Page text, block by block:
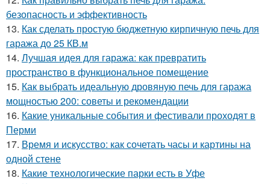
безопасность и эффективность
13. Как сделать простую бюджетную кирпичную печь для
гаража до 25 КВ.м
14. Лучшая идея для гаража: как превратить
пространство в функциональное помещение
15. Как выбрать идеальную дровяную печь для гаража
мощностью 200: советы и рекомендации
16. Какие уникальные события и фестивали проходят в
Перми
17. Время и искусство: как сочетать часы и картины на
одной стене
18. Какие технологические парки есть в Уфе